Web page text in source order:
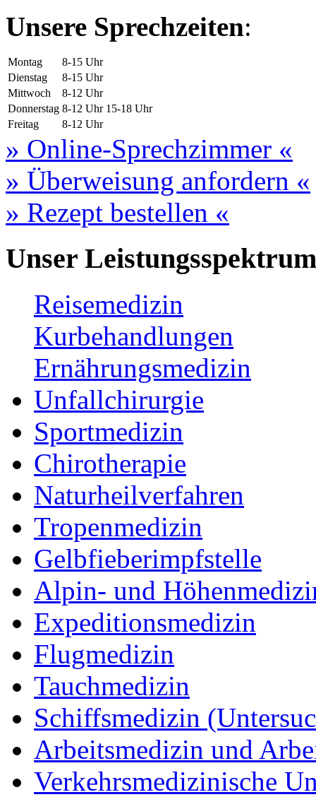
Unsere Sprechzeiten:
Montag
8-15 Uhr
Dienstag
8-15 Uhr
Mittwoch
8-12 Uhr
Donnerstag 8-12 Uhr 15-18 Uhr
Freitag
8-12 Uhr
» Online-Sprechzimmer «
» Überweisung anfordern «
» Rezept bestellen «
Unser Leistungsspektrum
Reisemedizin
Kurbehandlungen
Ernährungsmedizin
Unfallchirurgie
Sportmedizin
Chirotherapie
Naturheilverfahren
Tropenmedizin
Gelbfieberimpfstelle
Alpin- und
Expeditionsmedizin
Flugmedizin
Tauchmedizin
Schiffsmedizin
Arbeitsmedizin und
Verkehrsmedizinische